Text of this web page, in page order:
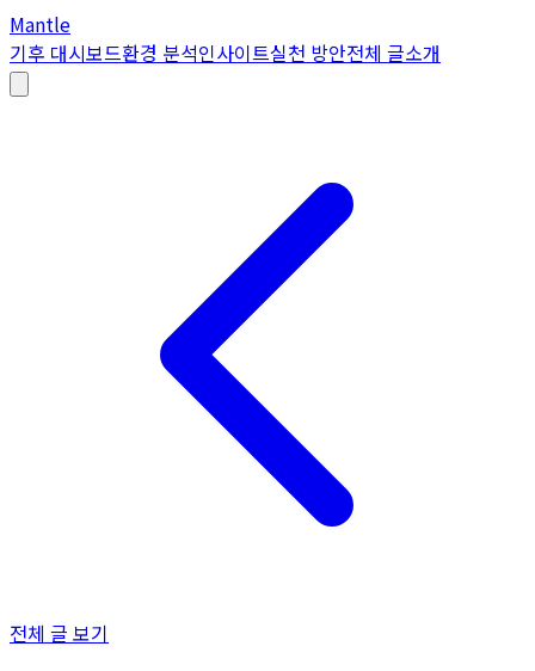
Mantle
기후 대시보드환경 분석인사이트실천 방안전체 글소개
전체 글 보기